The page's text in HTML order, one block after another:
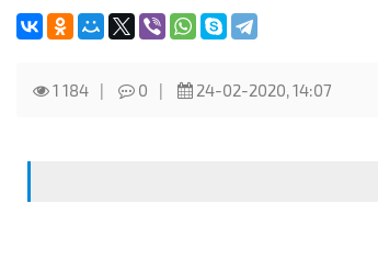
1 184 0 24-02-2020, 14:07